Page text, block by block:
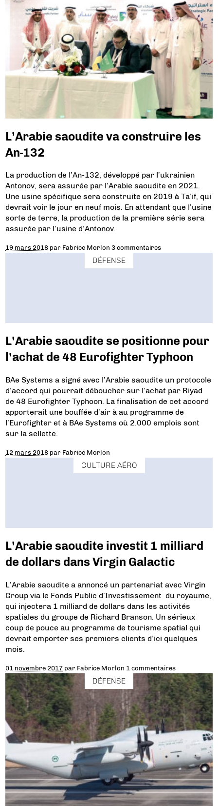
L’Arabie saoudite va construire les
An-132
La production de l’An-132, développé par l’ukrainien
Antonov, sera assurée par l’Arabie saoudite en 2021.
Une usine spécifique sera construite en 2019 à Ta’if, qui
devrait voir le jour en neuf mois. En attendant que l’usine
sorte de terre, la production de la première série sera
assurée par l’usine d’Antonov.
19 mars 2018 par Fabrice Morlon 3 commentaires
DÉFENSE
L’Arabie saoudite se positionne pour
l’achat de 48 Eurofighter Typhoon
BAe Systems a signé avec l’Arabie saoudite un protocole
d’accord qui pourrait déboucher sur l’achat par Riyad
de 48 Eurofighter Typhoon. La finalisation de cet accord
apporterait une bouffée d’air à au programme de
l’Eurofighter et à BAe Systems où 2.000 emplois sont
sur la sellette.
12 mars 2018 par Fabrice Morlon
CULTURE AÉRO
L’Arabie saoudite investit 1 milliard
de dollars dans Virgin Galactic
L’Arabie saoudite a annoncé un partenariat avec Virgin
Group via le Fonds Public d’Investissement du royaume,
qui injectera 1 milliard de dollars dans les activités
spatiales du groupe de Richard Branson. Un sérieux
coup de pouce au programme de tourisme spatial qui
devrait emporter ses premiers clients d’ici quelques
mois.
01 novembre 2017 par Fabrice Morlon 1 commentaires
DÉFENSE